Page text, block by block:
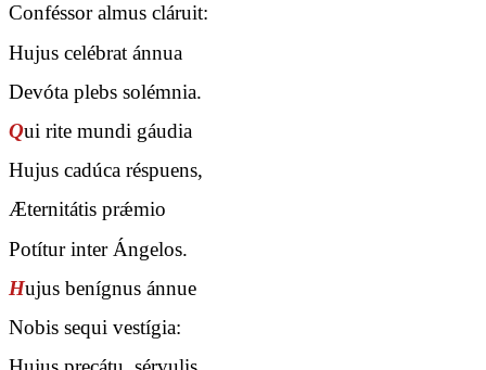
Conféssor almus cláruit:
Hujus celébrat ánnua
Devóta plebs solémnia.
Qui rite mundi gáudia
Hujus cadúca réspuens,
Æternitátis prǽmio
Potítur inter Ángelos.
Hujus benígnus ánnue
Nobis sequi vestígia: